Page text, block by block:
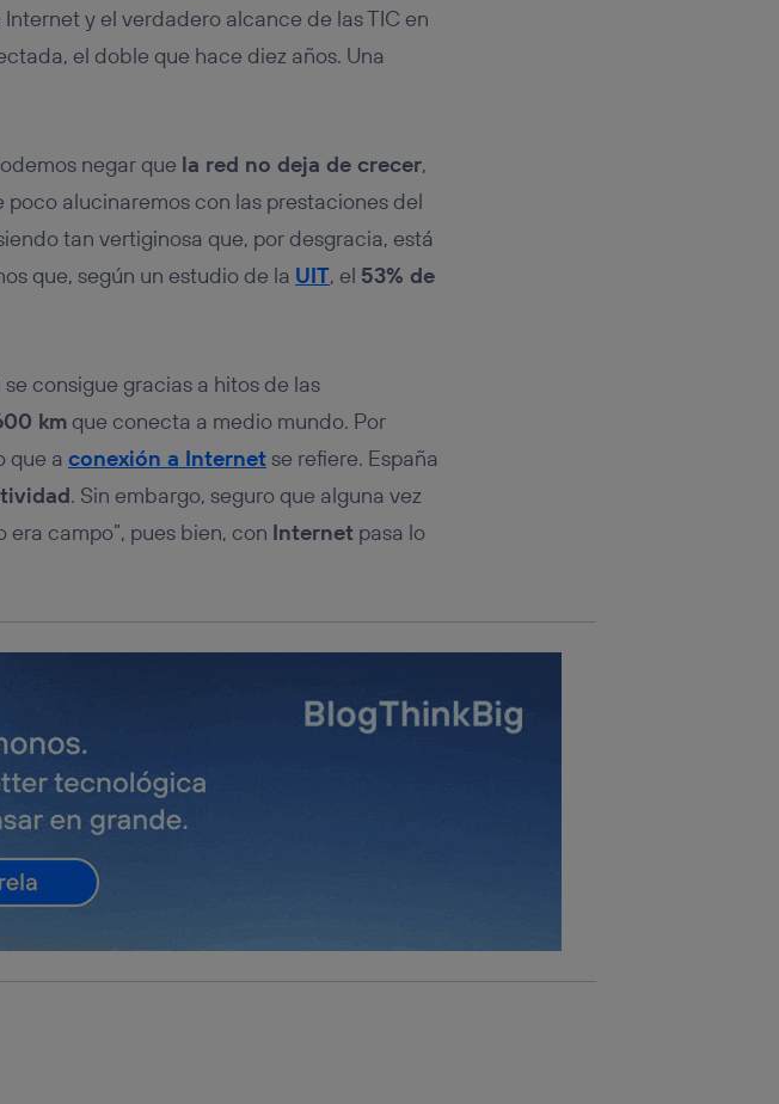
y el verdadero alcance de las TIC en
el doble que hace diez años. Una
negar que la red no deja de crecer,
poco alucinaremos con las prestaciones del
tan vertiginosa que, por desgracia, está
que, según un estudio de la UIT, el 53% de
se consigue gracias a hitos de las
kmque conecta a medio mundo. Por
que a conexión a Internetse refiere. España
. Sin embargo, seguro que alguna vez
campo”, pues bien, con Internet pasa lo
recibirá el mismo identificador.
de los miembros del hogar que
personalizado, ya que se basará
“Administrar Utiq” en la parte
de privacidad de Utiq (“consenthub”).